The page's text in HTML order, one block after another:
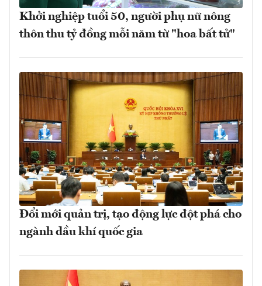
Khởi nghiệp tuổi 50, người phụ nữ nông
thôn thu tỷ đồng mỗi năm từ "hoa bất tử"
Đổi mới quản trị, tạo động lực đột phá cho
ngành dầu khí quốc gia